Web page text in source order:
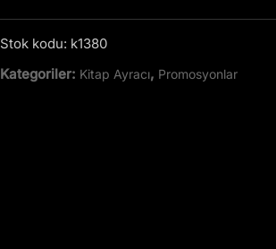
Stok kodu: k1380
Kategoriler: Kitap Ayracı, Promosyonlar